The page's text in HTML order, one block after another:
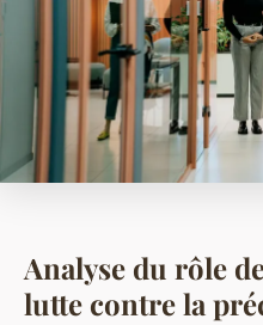
Analyse du rôle
lutte contre la